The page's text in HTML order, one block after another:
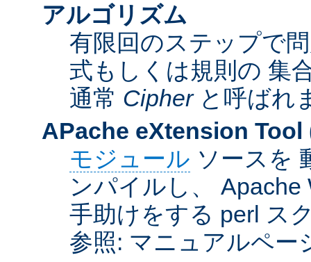
アルゴリズム
有限回のステップで
式もしくは規則の 集
通常 Cipherと呼ばれ
APache eXtension Tool
モジュール ソースを
ンパイルし、
手助けをする perl ス
参照: マニュアルペー